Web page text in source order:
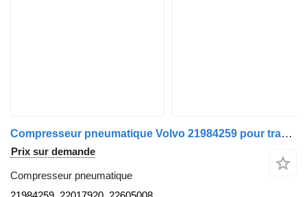
Compresseur pneumatique Volvo 21984259 pour tracteur routier Volvo
Prix sur demande
Compresseur pneumatique